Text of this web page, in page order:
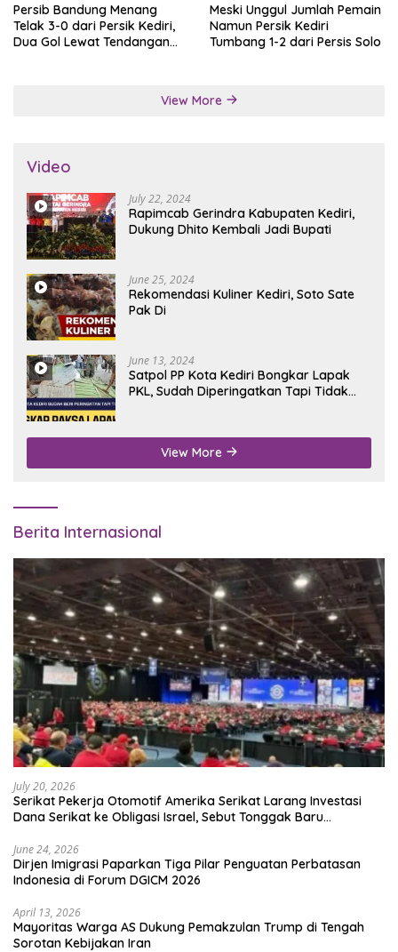
Persib Bandung Menang
Telak 3-0 dari Persik Kediri,
Dua Gol Lewat Tendangan
Meski Unggul Jumlah Pemain
Namun Persik Kediri
Tumbang 1-2 dari Persis Solo
View More
Video
July 22, 2024
Rapimcab Gerindra Kabupaten Kediri,
Dukung Dhito Kembali Jadi Bupati
June 25, 2024
Rekomendasi Kuliner Kediri, Soto Sate
Pak Di
June 13, 2024
Satpol PP Kota Kediri Bongkar Lapak
PKL, Sudah Diperingatkan Tapi Tidak
View More
Berita Internasional
July 20, 2026
Serikat Pekerja Otomotif Amerika Serikat Larang Investasi
Dana Serikat ke Obligasi Israel, Sebut Tonggak Baru
June 24, 2026
Dirjen Imigrasi Paparkan Tiga Pilar Penguatan Perbatasan
Indonesia di Forum DGICM 2026
April 13, 2026
Mayoritas Warga AS Dukung Pemakzulan Trump di Tengah
Sorotan Kebijakan Iran